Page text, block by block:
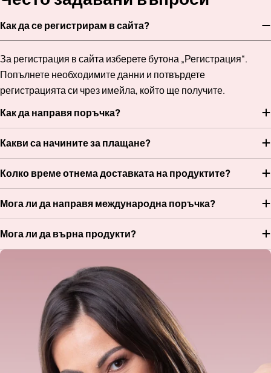
Как да се регистрирам в сайта?
За регистрация в сайта изберете бутона „Регистрация“.
Попълнете необходимите данни и потвърдете
регистрацията си чрез имейла, който ще получите.
Как да направя поръчка?
Какви са начините за плащане?
Колко време отнема доставката на продуктите?
Мога ли да направя международна поръчка?
Мога ли да върна продукти?